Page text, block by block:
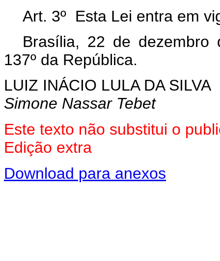
Art. 3º Esta Lei entra em
Brasília, 22 de dezembro
137º da República.
LUIZ INÁCIO LULA DA SILVA
Simone Nassar Tebet
Este texto não substitui o
Edição extra
Download para anexos